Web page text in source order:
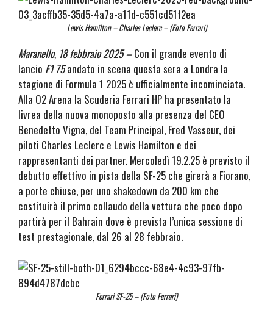
Lewis Hamilton – Charles Leclerc – (Foto Ferrari)
Maranello, 18 febbraio 2025 – Con il grande evento di
lancio F1 75andato in scena questa sera a Londra la
stagione di Formula 1 2025 è ufficialmente incominciata.
Alla O2 Arena la Scuderia Ferrari HP ha presentato la
livrea della nuova monoposto alla presenza del CEO
Benedetto Vigna, del Team Principal, Fred Vasseur, dei
piloti Charles Leclerc e Lewis Hamilton e dei
rappresentanti dei partner. Mercoledì 19.2.25 è previsto il
debutto effettivo in pista della SF-25 che girerà a Fiorano,
a porte chiuse, per uno shakedown da 200 km che
costituirà il primo collaudo della vettura che poco dopo
partirà per il Bahrain dove è prevista l’unica sessione di
test prestagionale, dal 26 al 28 febbraio.
Ferrari SF-25 – (Foto Ferrari)